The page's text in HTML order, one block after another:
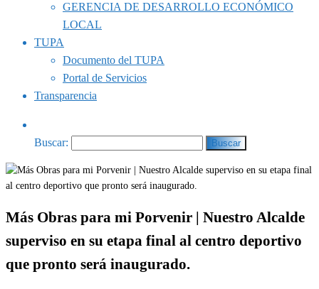
GERENCIA DE DESARROLLO ECONÓMICO
LOCAL
TUPA
Documento del TUPA
Portal de Servicios
Transparencia
Buscar:
Más Obras para mi Porvenir | Nuestro Alcalde
superviso en su etapa final al centro deportivo
que pronto será inaugurado.